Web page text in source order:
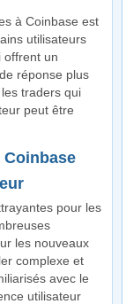
à Coinbase est
utilisateurs
offrent un
réponse plus
traders qui
peut être
pour les
les nouveaux
complexe et
avec le
utilisateur